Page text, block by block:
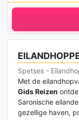
Spetses -
Met de
Gids Reizen
Saronische
gezellige haven,